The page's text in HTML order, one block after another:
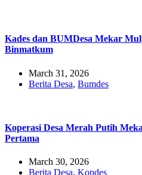
Kades dan BUMDesa Mekar
Binmatkum
March 31, 2026
Berita Desa, Bumdes
Koperasi Desa Merah Putih
Pertama
March 30, 2026
Berita Desa, Kopdes